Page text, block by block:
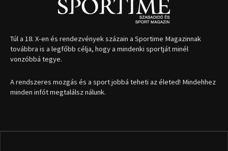
Túl a 18. X-en és rendezvények százain a Sportime Magazinnak
továbbra is a legfőbb célja, hogy a mindenki sportját minél
vonzóbbá tegye.
A rendszeres mozgás és a sport jobbá teheti az életed! Mindehhez
minden infót megtalálsz nálunk.